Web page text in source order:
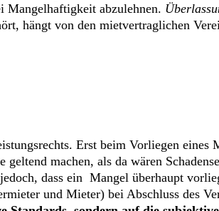
Mangelhaftigkeit abzulehnen.
hängt von den mietvertraglichen
Erst beim Vorliegen eines
machen, als da wären
dass ein Mangel überhaupt
und Mieter) bei Abschluss des